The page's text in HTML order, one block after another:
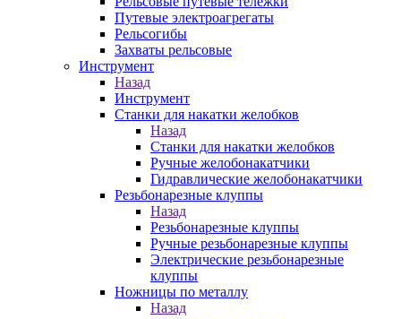
Путевые электроагрегаты
Рельсогибы
Захваты рельсовые
Инструмент
Назад
Инструмент
Станки для накатки желобков
Назад
Станки для накатки желобков
Ручные желобонакатчики
Гидравлические желобонакатчики
Резьбонарезные клуппы
Назад
Резьбонарезные клуппы
Ручные резьбонарезные клуппы
Электрические резьбонарезные
клуппы
Ножницы по металлу
Назад